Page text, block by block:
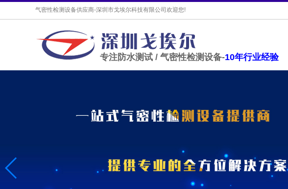
气密性检测设备供应商-深圳市戈埃尔科技有限公司欢迎您!
专注防水测试 / 气密性检测设备-10年行业经验